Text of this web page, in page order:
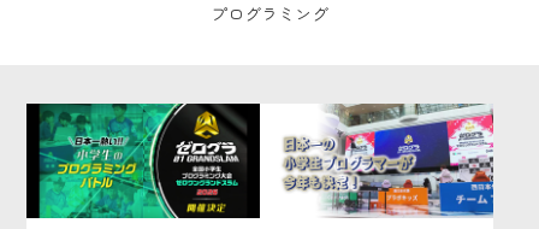
プログラミング